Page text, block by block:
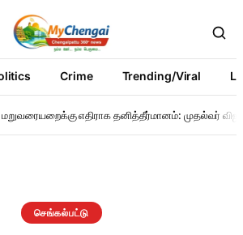
Crime Trending/Viral
எதிராக தனித்தீர்மானம்: முதல்வர் விஜய்
செங்கல்பட்டு